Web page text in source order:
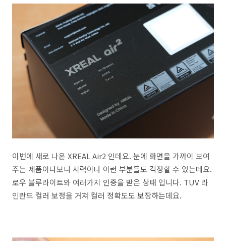
이번에 새로 나온 XREAL Air2 인데요. 눈에 화면을 가까이 보여
주는 제품이다보니 시력이나 이런 부분들도 걱정할 수 있는데요.
로우 블루라이트와 여러가지 인증을 받은 상태 입니다. TUV 라
인란드 컬러 보정을 거쳐 컬러 정확도도 보장하는데요.